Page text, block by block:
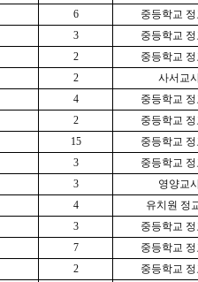
6
중등학교
3
중등학교
2
중등학교
2
사서교
4
중등학교
2
중등학교
15
중등학교
3
중등학교
3
영양교
4
유치원 정
3
중등학교
7
중등학교
2
중등학교